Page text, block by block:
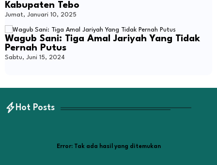
Kabupaten Tebo
Jumat, Januari 10, 2025
Wagub Sani: Tiga Amal Jariyah Yang Tidak
Pernah Putus
Sabtu, Juni 15, 2024
Hot Posts
Error:Tak ada hasil yang ditemukan